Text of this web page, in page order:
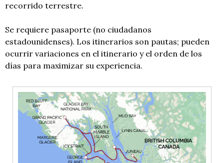
recorrido terrestre.
Se requiere pasaporte (no ciudadanos
estadounidenses). Los itinerarios son pautas; pueden
ocurrir variaciones en el itinerario y el orden de los
días para maximizar su experiencia.